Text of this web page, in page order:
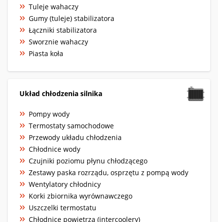
Tuleje wahaczy
Gumy (tuleje) stabilizatora
Łączniki stabilizatora
Sworznie wahaczy
Piasta koła
Układ chłodzenia silnika
Pompy wody
Termostaty samochodowe
Przewody układu chłodzenia
Chłodnice wody
Czujniki poziomu płynu chłodzącego
Zestawy paska rozrządu, osprzętu z pompą wody
Wentylatory chłodnicy
Korki zbiornika wyrównawczego
Uszczelki termostatu
Chłodnice powietrza (intercoolery)